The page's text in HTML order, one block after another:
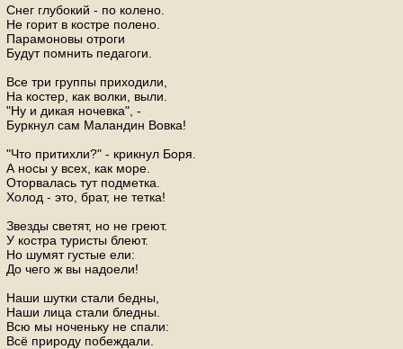
Снег глубокий - по колено.
Не горит в костре полено.
Парамоновы отроги
Будут помнить педагоги.
Все три группы приходили,
На костер, как волки, выли.
"Ну и дикая ночевка", -
Буркнул сам Маландин Вовка!
"Что притихли?" - крикнул Боря.
А носы у всех, как море.
Оторвалась тут подметка.
Холод - это, брат, не тетка!
Звезды светят, но не греют.
У костра туристы блеют.
Но шумят густые ели:
До чего ж вы надоели!
Наши шутки стали бедны,
Наши лица стали бледны.
Всю мы ноченьку не спали:
Всё природу побеждали.